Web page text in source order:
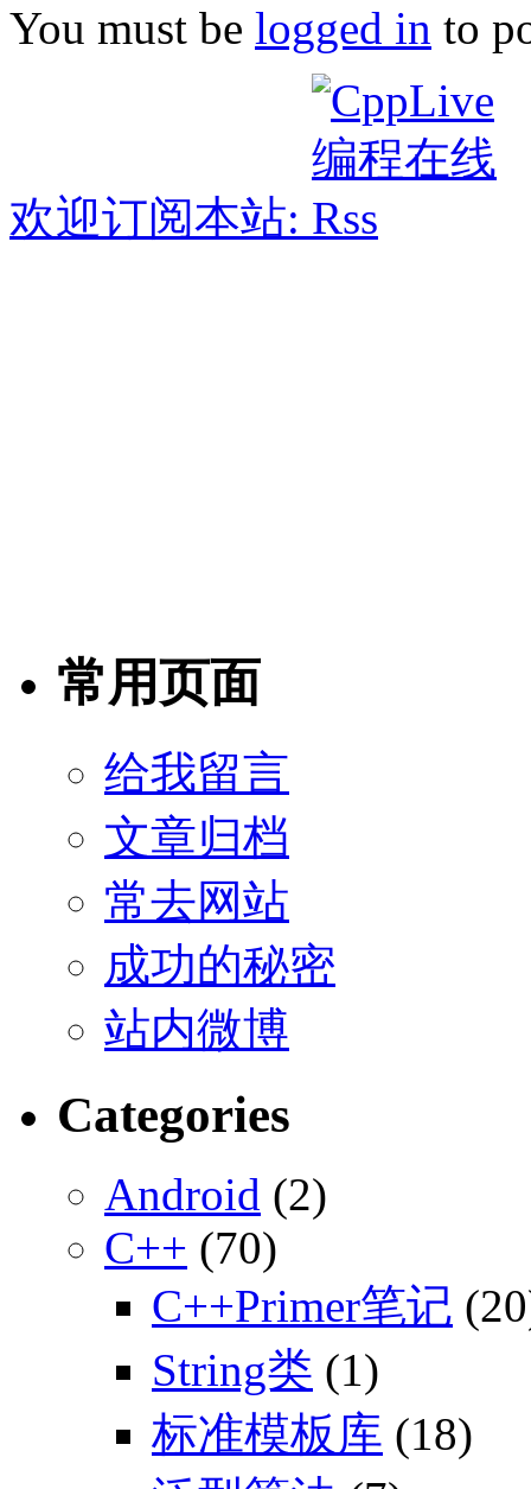
You must be logged in to
欢迎订阅本站:
常用页面
给我留言
文章归档
常去网站
成功的秘密
站内微博
Categories
Android (2)
C++ (70)
C++Primer笔记
String类 (1)
标准模板库 (18)